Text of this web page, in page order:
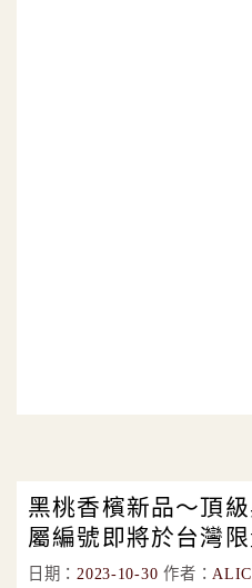
黑桃香檳新品～頂
屬編號即將於台灣
日期： 2023-10-30 作者：